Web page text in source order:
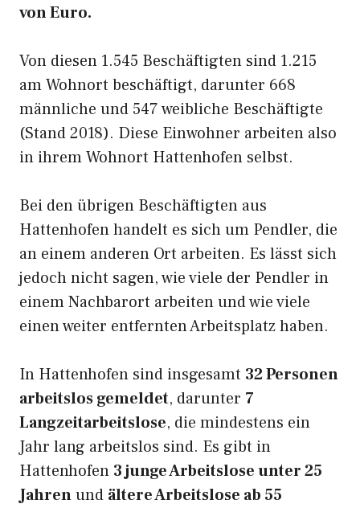
von Euro.
Von diesen 1.545 Beschäftigten sind 1.215
am Wohnort beschäftigt, darunter 668
männliche und 547 weibliche Beschäftigte
(Stand 2018). Diese Einwohner arbeiten also
in ihrem Wohnort Hattenhofen selbst.
Bei den übrigen Beschäftigten aus
Hattenhofen handelt es sich um Pendler, die
an einem anderen Ort arbeiten. Es lässt sich
jedoch nicht sagen, wie viele der Pendler in
einem Nachbarort arbeiten und wie viele
einen weiter entfernten Arbeitsplatz haben.
In Hattenhofen sind insgesamt 32 Personen
arbeitslos gemeldet, darunter 7
Langzeitarbeitslose, die mindestens ein
Jahr lang arbeitslos sind. Es gibt in
Hattenhofen 3 junge Arbeitslose unter 25
Jahrenund ältere Arbeitslose ab 55